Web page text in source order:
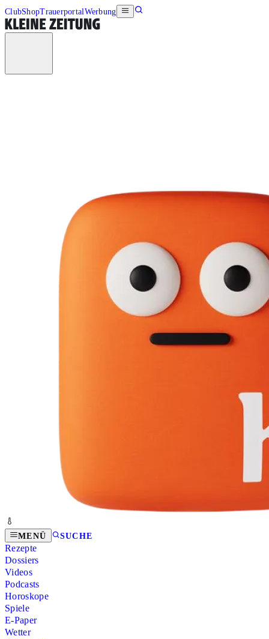
ClubShopTrauerportalWerbung
MENÜ SUCHE
Rezepte
Dossiers
Videos
Podcasts
Horoskope
Spiele
E-Paper
Wetter